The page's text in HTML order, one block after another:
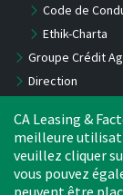
Code de
Ethik-Charta
Groupe Crédit
Direction
Contact
CA Leasing &
meilleure
veuillez cliquer
vous pouvez
peuvent être